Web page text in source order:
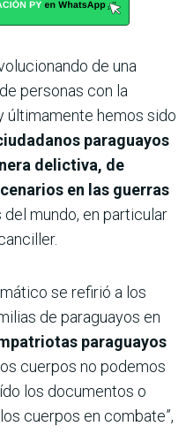
de una
personas con la
últimamente hemos sido
paraguayos
delictiva, de
en las guerras
mundo, en particular
se refirió a los
de paraguayos en
paraguayos
cuerpos no podemos
los documentos o
cuerpos en combate”,